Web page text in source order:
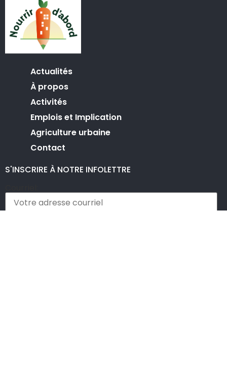
Actualités
À propos
Activités
Emplois et Implication
Agriculture urbaine
Contact
S'INSCRIRE À NOTRE INFOLETTRE